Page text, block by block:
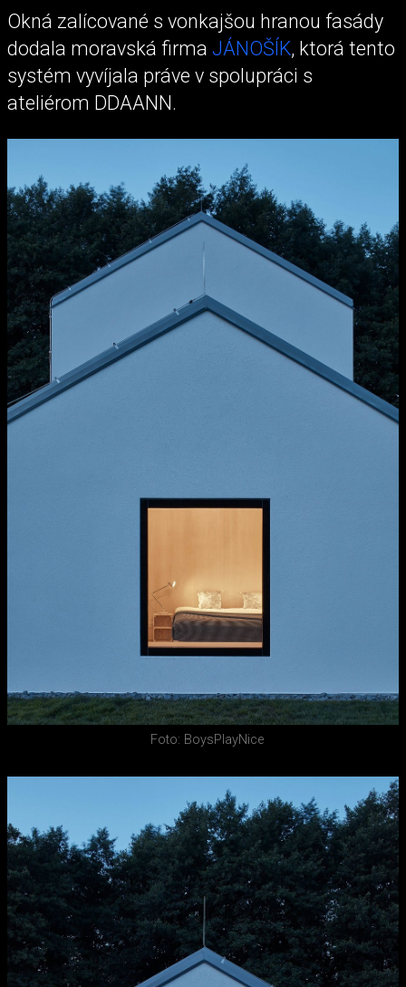
Okná zalícované s vonkajšou hranou fasády
dodala moravská firma JÁNOŠÍK, ktorá tento
systém vyvíjala práve v spolupráci s
ateliérom DDAANN.
Foto: BoysPlayNice